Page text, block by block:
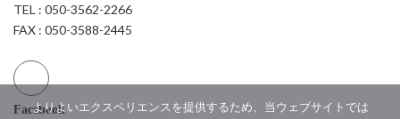
TEL : 050-3562-2266
FAX : 050-3588-2445
Facebook
よりよいエクスペリエンスを提供するため、当ウェブサイトでは